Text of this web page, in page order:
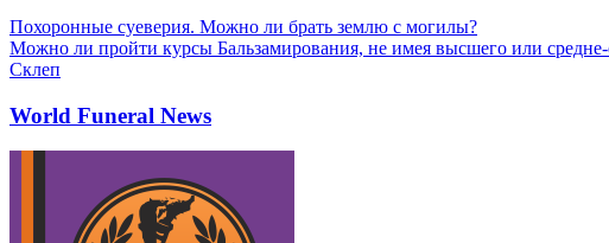
Похоронные суеверия. Можно ли брать землю с могилы?
Можно ли пройти курсы Бальзамирования, не имея высшего или средне-
Склеп
World Funeral News